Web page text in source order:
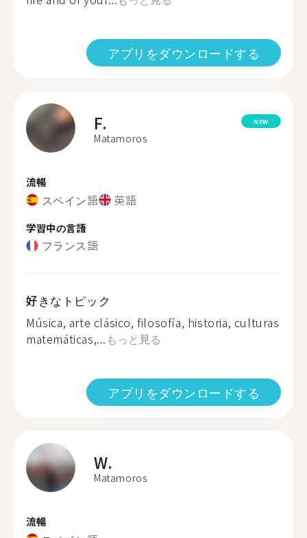
アプリをダウンロードする
F.
Matamoros
NEW
流暢
スペイン語 英語
学習中の言語
フランス語
好きなトピック
Música, arte clásico, filosofía, historia, culturas
matemáticas,... もっと見る
アプリをダウンロードする
W.
Matamoros
流暢